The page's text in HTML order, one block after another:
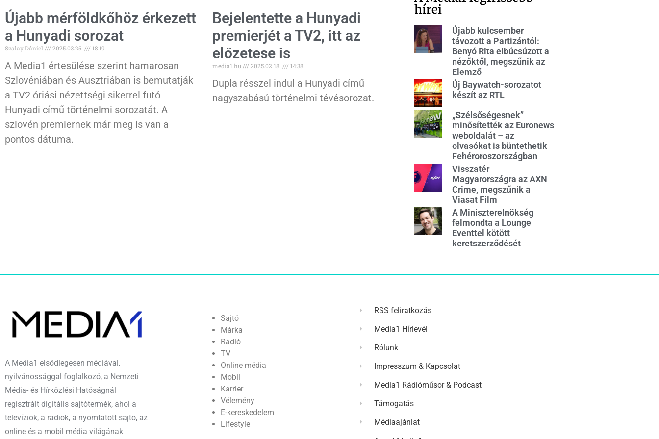
Újabb mérföldkőhöz érkezett
a Hunyadi sorozat
Szalay Dániel 2025.03.25. 18:19
A Media1 értesülése szerint hamarosan
Szlovéniában és Ausztriában is bemutatják
a TV2 óriási nézettségi sikerrel futó
Hunyadi című történelmi sorozatát. A
szlovén premiernek már meg is van a
pontos dátuma.
Bejelentette a Hunyadi
premierjét a TV2, itt az
előzetese is
media1.hu 2025.02.18. 14:38
Dupla résszel indul a Hunyadi című
nagyszabású történelmi tévésorozat.
hírei
Újabb kulcsember
távozott a Partizántól:
Benyó Rita elbúcsúzott a
nézőktől, megszűnik az
Elemző
Új Baywatch-sorozatot
készít az RTL
„Szélsőségesnek”
minősítették az Euronews
weboldalát – az
olvasókat is büntethetik
Fehéroroszországban
Visszatér
Magyarországra az AXN
Crime, megszűnik a
Viasat Film
A Miniszterelnökség
felmondta a Lounge
Eventtel kötött
keretszerződését
A Media1 elsődlegesen médiával,
nyilvánossággal foglalkozó, a Nemzeti
Média- és Hírközlési Hatóságnál
regisztrált digitális sajtótermék, ahol a
televíziók, a rádiók, a nyomtatott sajtó, az
online és a mobil média világának
Sajtó
Márka
Rádió
TV
Online média
Mobil
Karrier
Vélemény
E-kereskedelem
Lifestyle
RSS feliratkozás
Media1 Hírlevél
Rólunk
Impresszum & Kapcsolat
Media1 Rádióműsor & Podcast
Támogatás
Médiaajánlat